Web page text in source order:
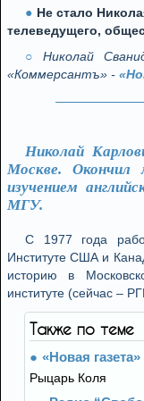
Не стало
телеведущего,
Николай
«Коммерсантъ» -
Николай
Москве. Окончил
изучением
МГУ.
С 1977 года
Институте США и
историю в
институте (сейчас –
Также по теме
«Новая газета»
Рыцарь Коля